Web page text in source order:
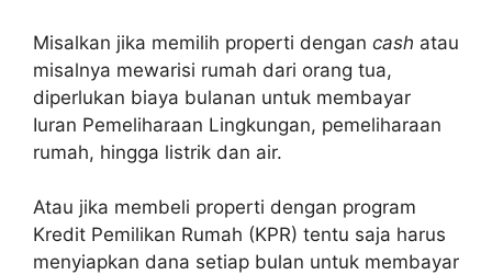
Misalkan jika memilih properti dengan cash atau
misalnya mewarisi rumah dari orang tua,
diperlukan biaya bulanan untuk membayar
Iuran Pemeliharaan Lingkungan, pemeliharaan
rumah, hingga listrik dan air.
Atau jika membeli properti dengan program
Kredit Pemilikan Rumah (KPR) tentu saja harus
menyiapkan dana setiap bulan untuk membayar